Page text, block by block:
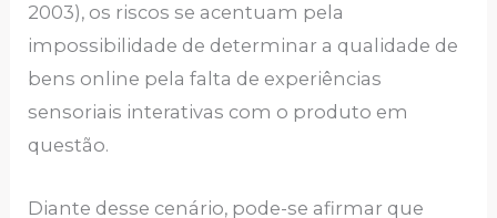
2003), os riscos se acentuam pela
impossibilidade de determinar a qualidade de
bens online pela falta de experiências
sensoriais interativas com o produto em
questão.
Diante desse cenário, pode-se afirmar que